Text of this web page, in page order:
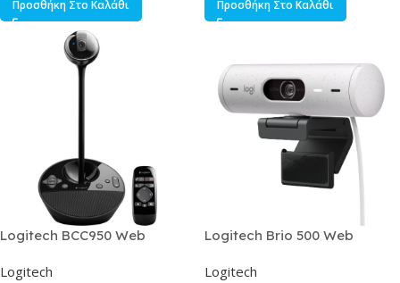
Προσθήκη Στο Καλάθι Προσθήκη Στο Καλάθι
Logitech BCC950 Web
Autofocus
Logitech
Logitech Brio 500 Web
Autofocus Λευκή
Logitech